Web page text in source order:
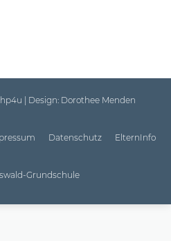
| Design: Dorothee Menden
Datenschutz ElternInfo
Grundschule